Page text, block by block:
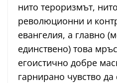
нито тероризмът,
революционни и
евангелия, а главно
единствено) това
егоистично добре
гарнирано чувство